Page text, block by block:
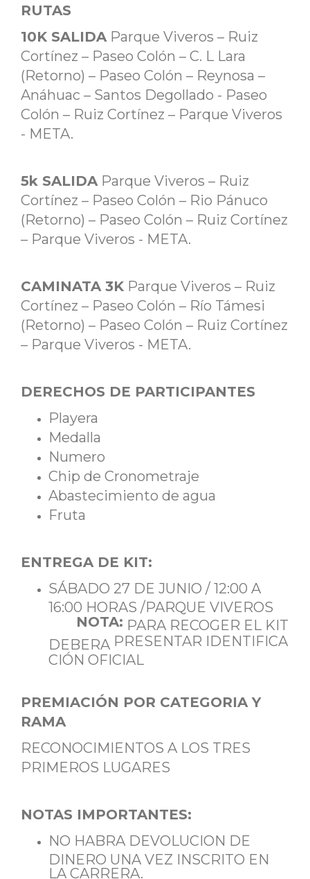
RUTAS
10K SALIDAParque Viveros – Ruiz
Cortínez – Paseo Colón – C. L Lara
(Retorno) – Paseo Colón – Reynosa –
Anáhuac – Santos Degollado - Paseo
Colón – Ruiz Cortínez – Parque Viveros
- META.
5k SALIDAParque Viveros – Ruiz
Cortínez – Paseo Colón – Rio Pánuco
(Retorno) – Paseo Colón – Ruiz Cortínez
– Parque Viveros - META.
CAMINATA 3K Parque Viveros – Ruiz
Cortínez – Paseo Colón – Río Támesi
(Retorno) – Paseo Colón – Ruiz Cortínez
– Parque Viveros - META.
DERECHOS DE PARTICIPANTES
Playera
Medalla
Numero
Chip de Cronometraje
Abastecimiento de agua
Fruta
ENTREGA DE KIT:
SÁBADO 27 DE JUNIO / 12:00 A
16:00 HORAS /PARQUE VIVEROS
NOTA: PARA RECOGER EL KIT
DEBERA
PRESENTAR IDENTIFICA
CIÓN OFICIAL
PREMIACIÓN POR CATEGORIA Y
RAMA
RECONOCIMIENTOS A LOS TRES
PRIMEROS LUGARES
NOTAS IMPORTANTES:
NO HABRA DEVOLUCION DE
DINERO UNA VEZ INSCRITO EN
LA CARRERA.